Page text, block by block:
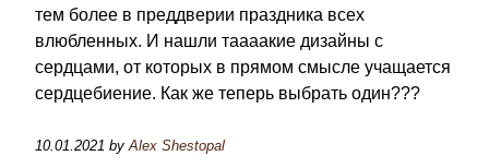
тем более в преддверии праздника всех
влюбленных. И нашли таааакие дизайны с
сердцами, от которых в прямом смысле учащается
сердцебиение. Как же теперь выбрать один???
10.01.2021 byAlex Shestopal